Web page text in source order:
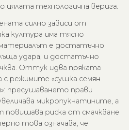
цялата технологична верига.
силно зависи от
култура има тясно
материалът е достатъчно
удара, и достатъчно
Оттук идва пряката
с режимите «сушка семян
пресушаването прави
микропукнатините, а
повишава риска от смачкване
това означава, че